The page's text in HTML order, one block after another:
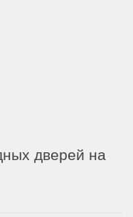
дверей на